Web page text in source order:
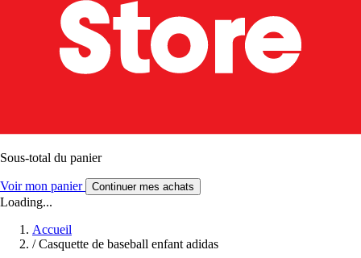
Sous-total du panier
Voir mon panier Continuer mes achats
Loading...
Accueil
/ Casquette de baseball enfant adidas